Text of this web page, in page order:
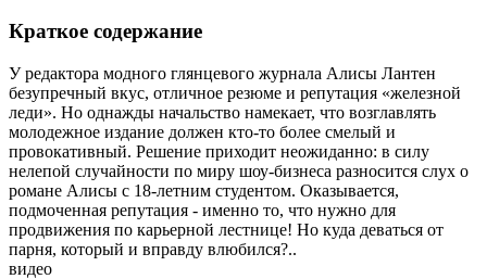
Краткое содержание
У редактора модного глянцевого журнала Алисы Лантен
безупречный вкус, отличное резюме и репутация «железной
леди». Но однажды начальство намекает, что возглавлять
молодежное издание должен кто-то более смелый и
провокативный. Решение приходит неожиданно: в силу
нелепой случайности по миру шоу-бизнеса разносится слух о
романе Алисы с 18-летним студентом. Оказывается,
подмоченная репутация - именно то, что нужно для
продвижения по карьерной лестнице! Но куда деваться от
парня, который и вправду влюбился?..
видео